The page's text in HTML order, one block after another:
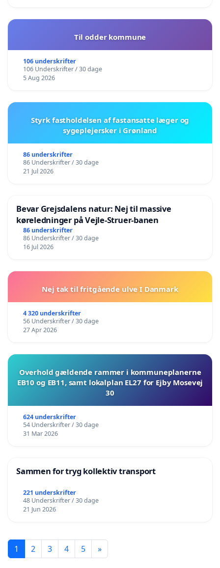
Til odder kommune
106 underskrifter
106 Underskrifter / 30 dage
5 Aug 2026
Styrk fastholdelsen af fastansatte læger og
sygeplejersker i Grønland
86 underskrifter
86 Underskrifter / 30 dage
21 Jul 2026
Bevar Grejsdalens natur: Nej til massive
køreledninger på Vejle-Struer-banen
86 underskrifter
86 Underskrifter / 30 dage
16 Jul 2026
Nej tak til fritgående ulve I Danmark
4 320 underskrifter
56 Underskrifter / 30 dage
27 Apr 2026
Overhold gældende rammer i kommuneplanerne
EB10 og EB11, samt lokalplan EL27 for Ejby Mosevej
30
624 underskrifter
54 Underskrifter / 30 dage
31 Mar 2026
Sammen for tryg kollektiv transport
221 underskrifter
48 Underskrifter / 30 dage
21 Jun 2026
1 2 3 4 5 »